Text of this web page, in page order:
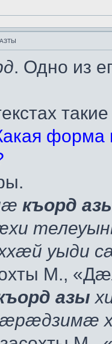
. Одно из
форма
къорд
уыди
М.,
азы